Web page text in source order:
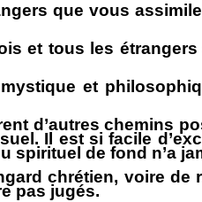
que vous
et tous les
et
d’autres chemins
Il est si facile
spirituel de fond n’a
chrétien, voire
pas jugés.